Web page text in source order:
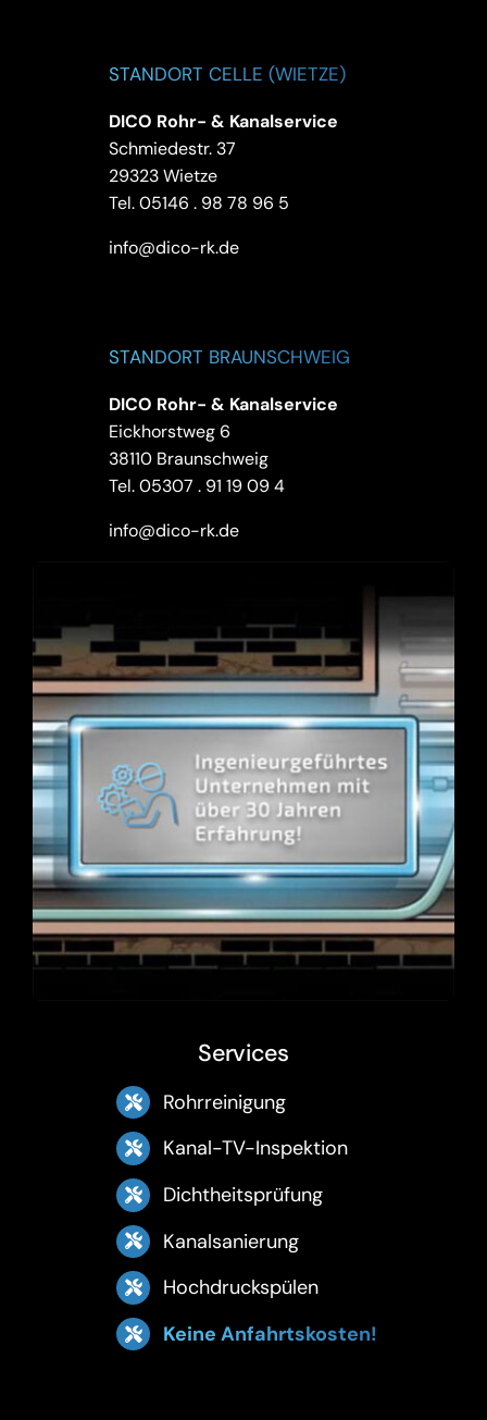
STANDORT CELLE (WIETZE)
DICO Rohr- & Kanalservice
Schmiedestr. 37
29323 Wietze
Tel.05146 . 98 78 96 5
info@dico-rk.de
STANDORT BRAUNSCHWEIG
DICO Rohr- & Kanalservice
Eickhorstweg 6
38110 Braunschweig
Tel.05307 . 91 19 09 4
info@dico-rk.de
Services
Rohrreinigung
Kanal-TV-Inspektion
Dichtheitsprüfung
Kanalsanierung
Hochdruckspülen
Keine Anfahrtskosten!